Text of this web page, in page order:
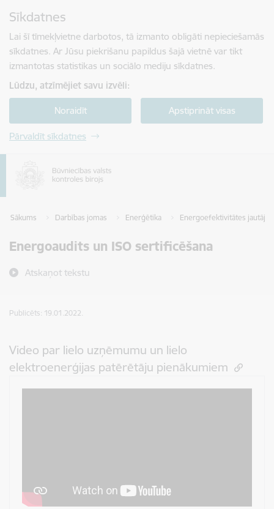
Sīkdatnes
Lai šī tīmekļvietne darbotos, tā izmanto obligāti nepieciešamās
sīkdatnes. Ar Jūsu piekrišanu papildus šajā vietnē var tikt
izmantotas statistikas un sociālo mediju sīkdatnes.
Lūdzu, atzīmējiet savu izvēli:
Noraidīt Apstiprināt visas
Pārvaldīt sīkdatnes
Sākums Darbības jomas Enerģētika Energoefektivitātes
Energoaudits un ISO sertificēšana
Atskaņot tekstu
Publicēts: 19.01.2022.
Video par lielo uzņēmumu un lielo
elektroenerģijas patērētāju pienākumiem